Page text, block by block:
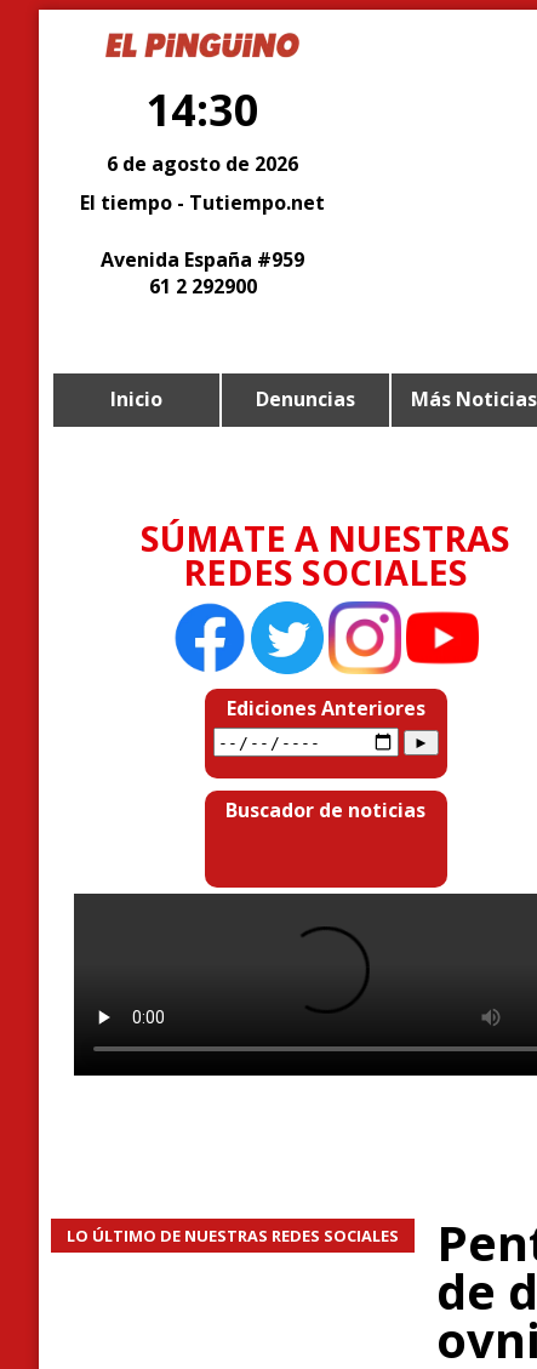
14:30
6 de agosto de 2026
El tiempo - Tutiempo.net
Avenida España #959
61 2 292900
Inicio Denuncias Más Noticias
SÚMATE A NUESTRAS
REDES SOCIALES
Ediciones Anteriores
Buscador de noticias
LO ÚLTIMO DE NUESTRAS REDES SOCIALES
de